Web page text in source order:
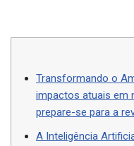
Transformando o
impactos atuais em
prepare-se para a
A Inteligência